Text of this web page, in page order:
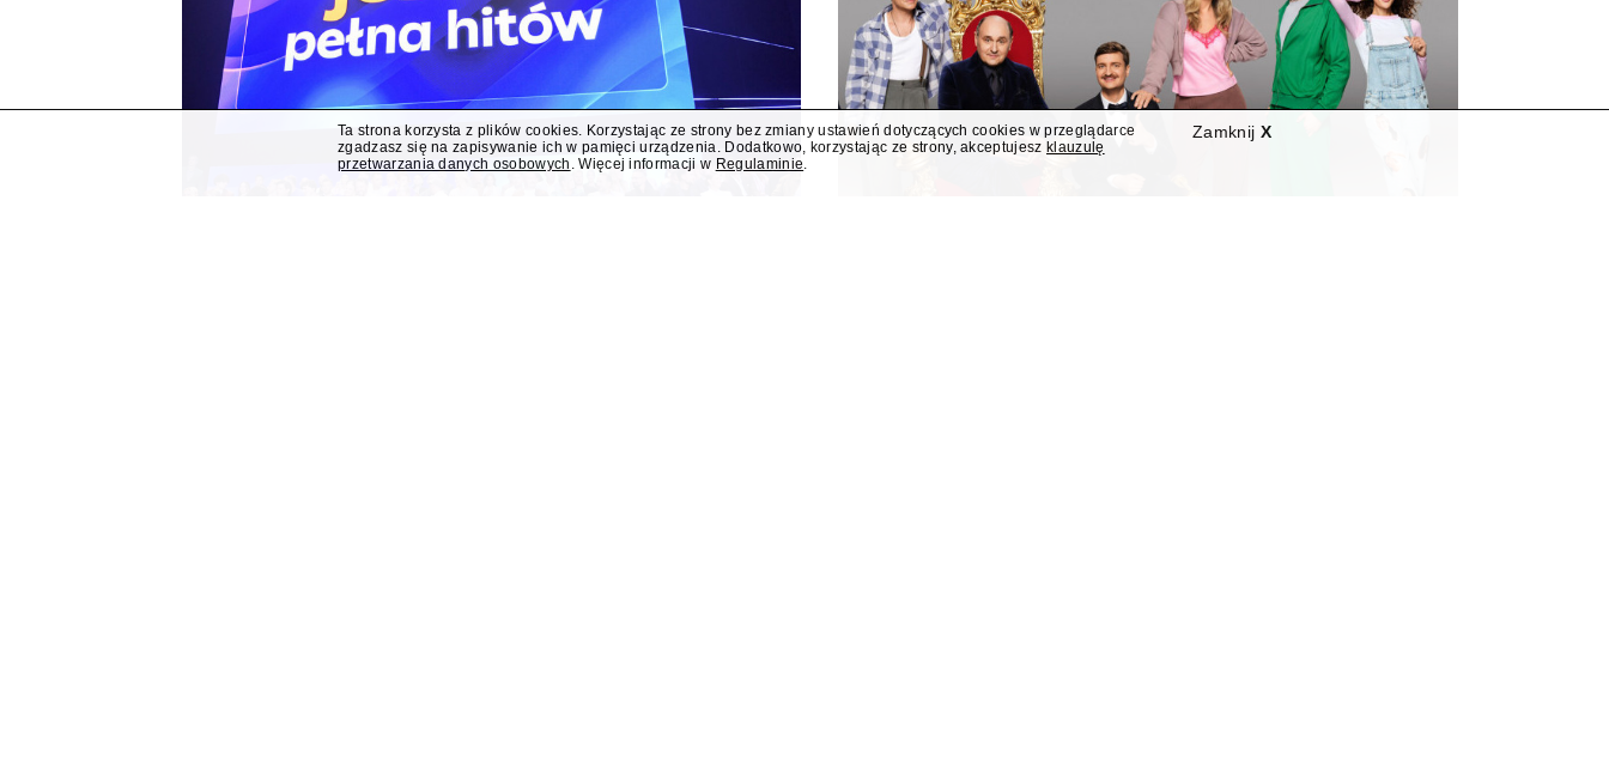
Zamknij X
Ta strona korzysta z plików cookies. Korzystając ze strony bez zmiany ustawień dotyczących cookies w przeglądarce
zgadzasz się na zapisywanie ich w pamięci urządzenia. Dodatkowo, korzystając ze strony, akceptujesz klauzulę
przetwarzania danych osobowych . Więcej informacji w Regulaminie.